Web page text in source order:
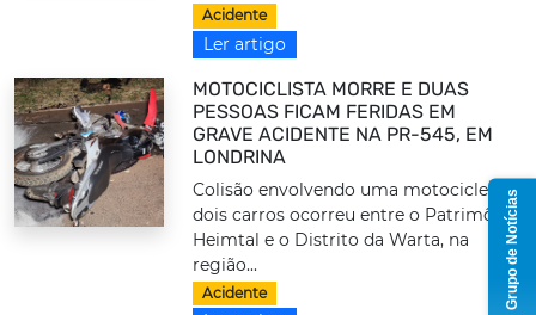
Acidente
Ler artigo
MOTOCICLISTA MORRE E DUAS
PESSOAS FICAM FERIDAS EM
GRAVE ACIDENTE NA PR-545, EM
LONDRINA
Colisão envolvendo uma motocicleta e
dois carros ocorreu entre o Patrimônio
Heimtal e o Distrito da Warta, na
região...
Acidente Grupo de Notícias